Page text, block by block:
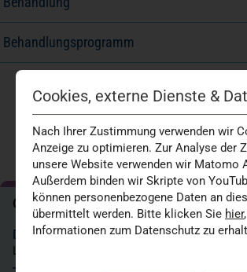
Behandlungsprogramm
Chefärztin
Dr. med. Sandra Blenk
Leitung Schmerzzentrum
Cookies, externe Dienste &
Nach Ihrer Zustimmung verwenden wir
Anzeige zu optimieren. Zur Analyse der
unsere Website verwenden wir Matomo
Außerdem binden wir Skripte von
können personenbezogene Daten an
übermittelt werden. Bitte klicken Sie hier
Informationen zum Datenschutz zu